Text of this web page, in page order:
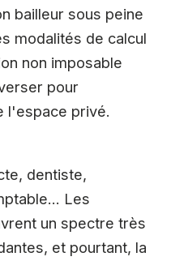
bailleur sous peine
modalités de calcul
non imposable
pour
l'espace privé.
dentiste,
Les
un spectre très
et pourtant, la